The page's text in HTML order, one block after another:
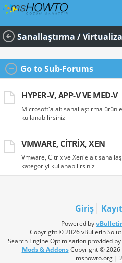
Sanallaştırma /
Go to Sub-Forums
HYPER-V, APP-V VE MED-V
Microsoft'a ait sanallaştırma
kullanabilirsiniz
VMWARE, CITRIX, XEN
Vmware, Citrix ve Xen'e ait
kategoriyi kullanabilirsiniz
Giriş
Powered by
Copyright © 2026 vBulletin
Search Engine Optimisation provided by
Mods & AddonsCopyright © 2026
mshowto.org |